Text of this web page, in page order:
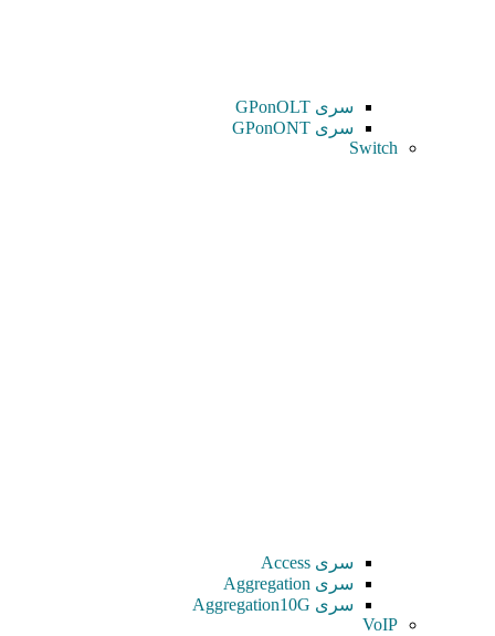
سری GPonOLT
سری GPonONT
Switch
سری Access
سری Aggregation
سری Aggregation10G
VoIP